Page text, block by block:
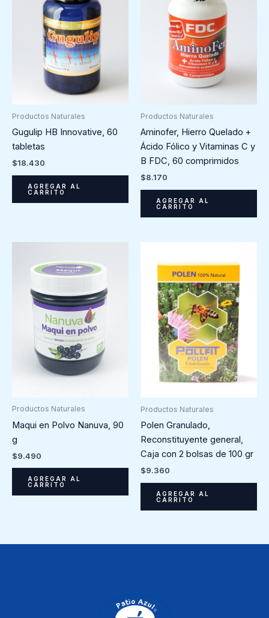
Productos Naturales
Gugulip HB Innovative, 60
tabletas
$18.430
AGREGAR AL
CARRITO
Productos Naturales
Aminofer, Hierro Quelado +
Ácido Fólico y Vitaminas C y
B FDC, 60 comprimidos
$8.170
AGREGAR AL
CARRITO
Productos Naturales
Maqui en Polvo Nanuva, 90
g
$9.490
AGREGAR AL
CARRITO
Productos Naturales
Polen Granulado,
Reconstituyente general,
Caja con 2 bolsas de 100 gr
$9.360
AGREGAR AL
CARRITO